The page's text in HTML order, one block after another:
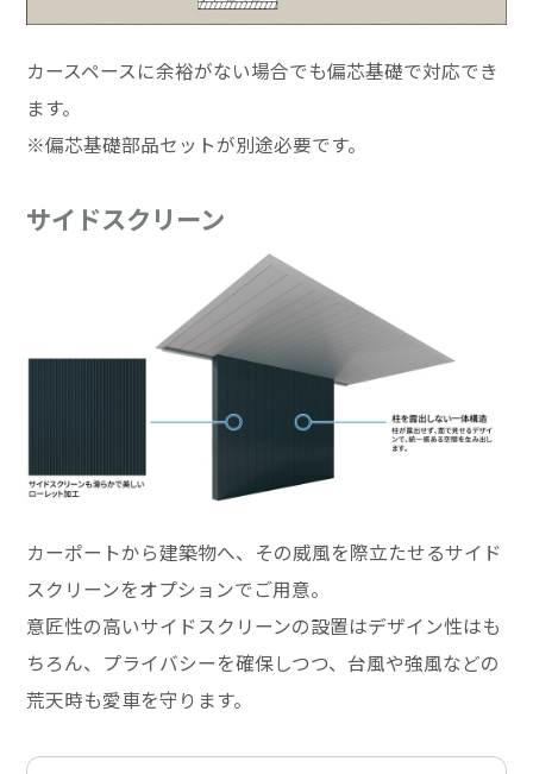
カースペースに余裕がない場合でも偏芯基礎で対応でき
ます。
※偏芯基礎部品セットが別途必要です。
サイドスクリーン
カーポートから建築物へ、その威風を際立たせるサイド
スクリーンをオプションでご用意。
意匠性の高いサイドスクリーンの設置はデザイン性はも
ちろん、プライバシーを確保しつつ、台風や強風などの
荒天時も愛車を守ります。